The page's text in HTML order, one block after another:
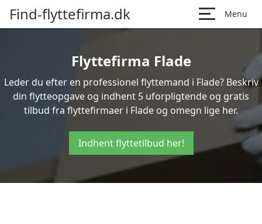
Find-flyttefirma.dk Menu
Flyttefirma Flade
Leder du efter en professionel flyttemand i Flade? Beskriv
din flytteopgave og indhent 5 uforpligtende og gratis
tilbud fra flyttefirmaer i Flade og omegn lige her.
Indhent flyttetilbud her!